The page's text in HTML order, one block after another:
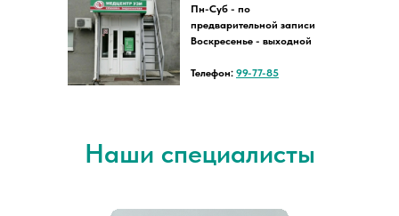
Пн-Суб - по
предварительной записи
Воскресенье - выходной
Телефон: 99-77-85
Наши специалисты